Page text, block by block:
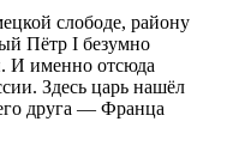
слободе, району
Пётр I безумно
И именно отсюда
Здесь царь нашёл
друга — Франца